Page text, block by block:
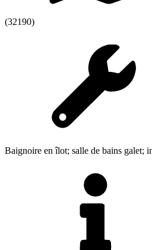
(32190)
Baignoire en îlot; salle de bains galet;